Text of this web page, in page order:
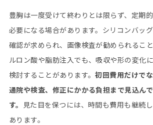
豊胸は一度受けて終わりとは限らず、定期
必要になる場合があります。シリコンバッ
確認が求められ、画像検査が勧められるこ
ルロン酸や脂肪注入でも、吸収や形の変化
検討することがあります。初回費用だけで
通院や検査、修正にかかる負担まで見込ん
す。
見た目を保つには、時間も費用も継続
あります。